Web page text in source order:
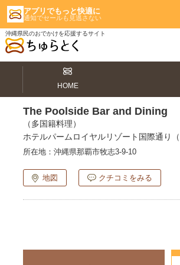
アプリでもっと快適に
通知でセールも見逃さない
沖縄県民のおでかけを応援するサイト
HOME
The Poolside Bar and Dining
（多国籍料理）
ホテルパームロイヤルリゾート国際通り（
所在地： 沖縄県那覇市牧志3-9-10
地図 クチコミをみる